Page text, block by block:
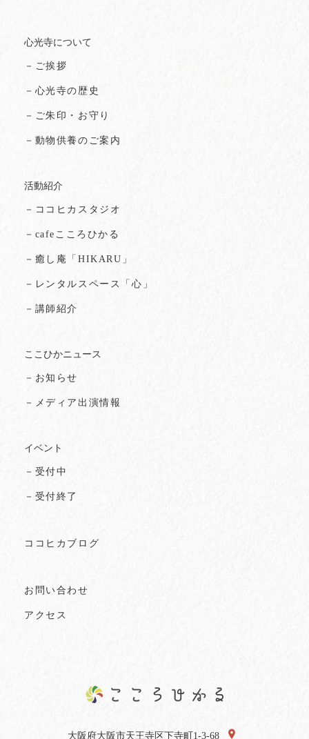
心光寺について
－ご挨拶
－心光寺の歴史
－ご朱印・お守り
－動物供養のご案内
活動紹介
－ココヒカスタジオ
－cafeこころひかる
－癒し庵「HIKARU」
－レンタルスペース「心」
－講師紹介
ここひかニュース
－お知らせ
－メディア出演情報
イベント
－受付中
－受付終了
ココヒカブログ
お問い合わせ
アクセス
大阪府大阪市天王寺区下寺町1-3-68